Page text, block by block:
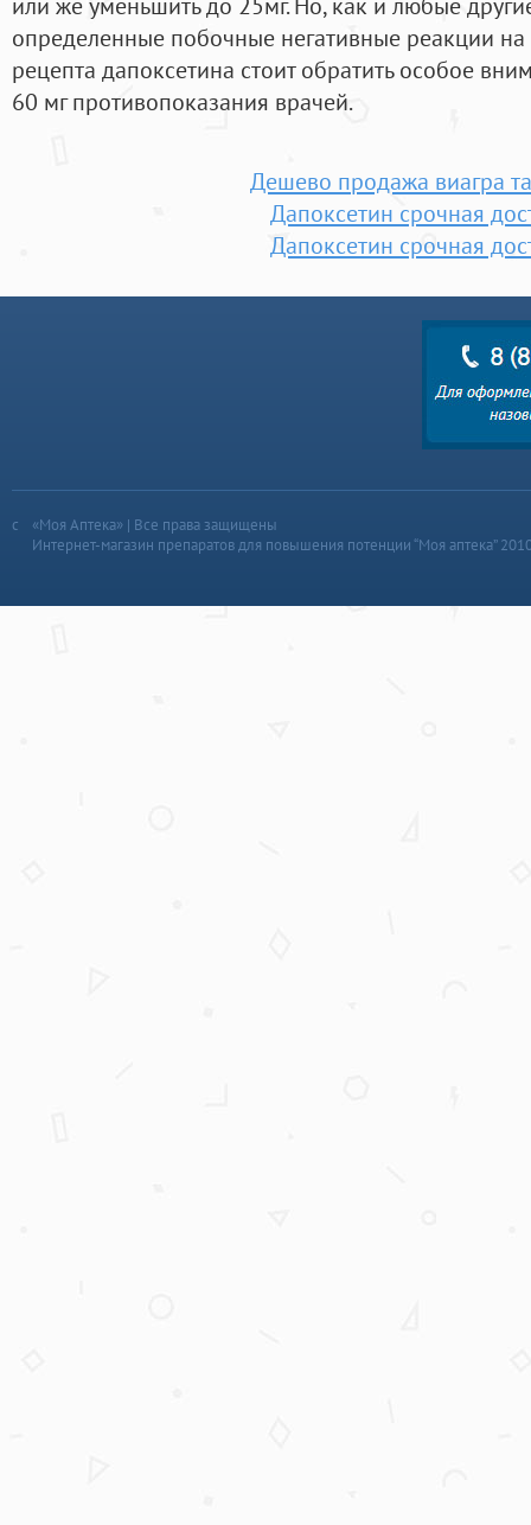
определенные побочные негативные реакции
рецепта дапоксетина стоит обратить особое
60 мг противопоказания врачей.
Дешево продажа виагра
Дапоксетин срочная
Дапоксетин срочная
«Моя Аптека» | Все права защищены
Интернет-магазин препаратов для повышения потенции “Моя аптека”